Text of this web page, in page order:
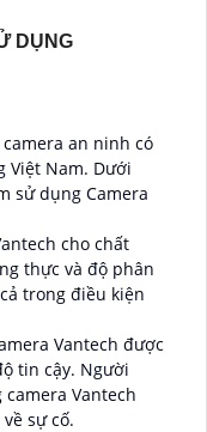
DỤNG
an ninh có
Nam. Dưới
sử dụng Camera
cho chất
thực và độ phân
trong điều kiện
Vantech được
tin cậy. Người
Vantech
sự cố.